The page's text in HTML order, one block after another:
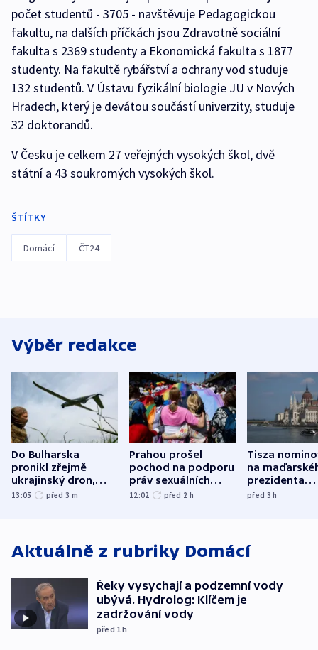
počet studentů - 3705 - navštěvuje Pedagogickou
fakultu, na dalších příčkách jsou Zdravotně sociální
fakulta s 2369 studenty a Ekonomická fakulta s 1877
studenty. Na fakultě rybářství a ochrany vod studuje
132 studentů. V Ústavu fyzikální biologie JU v Nových
Hradech, který je devátou součástí univerzity, studuje
32 doktorandů.
V Česku je celkem 27 veřejných vysokých škol, dvě
státní a 43 soukromých vysokých škol.
ŠTÍTKY
Domácí ČT24
Výběr redakce
Do Bulharska
pronikl zřejmě
ukrajinský dron,
explodoval kilometr
13:05 před 3 m
Prahou prošel
pochod na podporu
práv sexuálních
menšin
12:02 před 2 h
Tisza
na
prezidenta
bývalého
před 3h
Aktuálně z rubriky Domácí
Řeky vysychají a podzemní vody
ubývá. Hydrolog: Klíčem je
zadržování vody
před 1h